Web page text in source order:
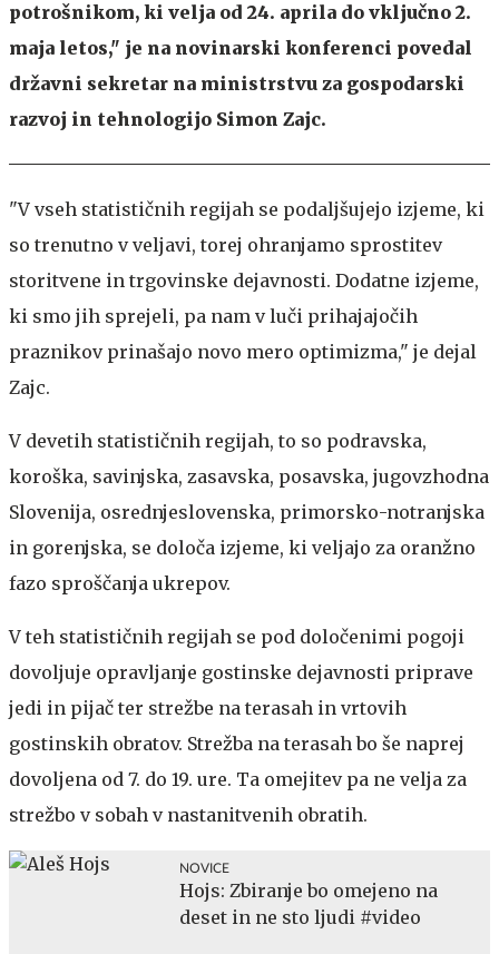
potrošnikom, ki velja od 24. aprila do vključno 2.
maja letos," je na novinarski konferenci povedal
državni sekretar na ministrstvu za gospodarski
razvoj in tehnologijo Simon Zajc.
"V vseh statističnih regijah se podaljšujejo izjeme, ki
so trenutno v veljavi, torej ohranjamo sprostitev
storitvene in trgovinske dejavnosti. Dodatne izjeme,
ki smo jih sprejeli, pa nam v luči prihajajočih
praznikov prinašajo novo mero optimizma," je dejal
Zajc.
V devetih statističnih regijah, to so podravska,
koroška, savinjska, zasavska, posavska, jugovzhodna
Slovenija, osrednjeslovenska, primorsko-notranjska
in gorenjska, se določa izjeme, ki veljajo za oranžno
fazo sproščanja ukrepov.
V teh statističnih regijah se pod določenimi pogoji
dovoljuje opravljanje gostinske dejavnosti priprave
jedi in pijač ter strežbe na terasah in vrtovih
gostinskih obratov. Strežba na terasah bo še naprej
dovoljena od 7. do 19. ure. Ta omejitev pa ne velja za
strežbo v sobah v nastanitvenih obratih.
NOVICE
Hojs: Zbiranje bo omejeno na
deset in ne sto ljudi #video